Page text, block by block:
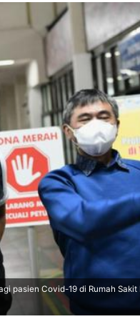
pasien Covid-19 di Rumah